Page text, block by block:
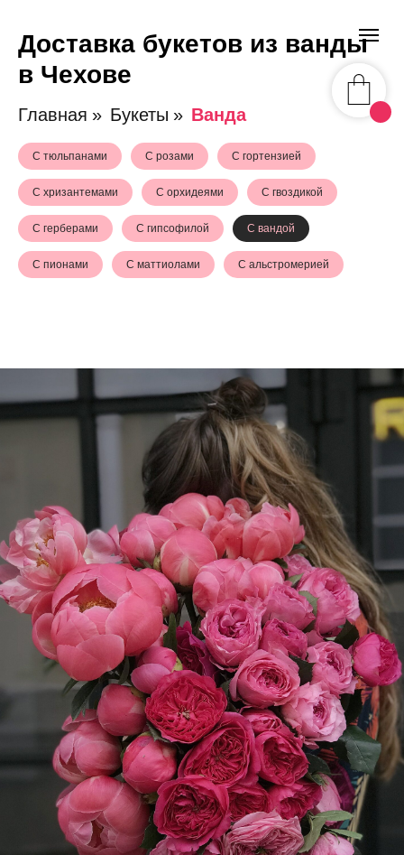
Доставка букетов из ванды
в Чехове
Главная » Букеты » Ванда
С тюльпанами С розами С гортензией
С хризантемами С орхидеями С гвоздикой
С герберами С гипсофилой С вандой
С пионами С маттиолами С альстромерией